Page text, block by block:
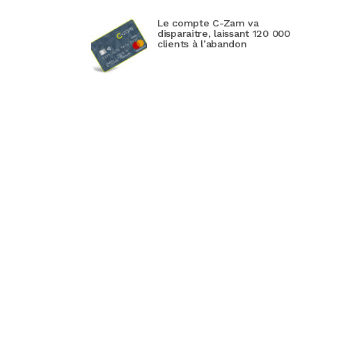
Le compte C-Zam va
disparaitre, laissant 120 000
clients à l’abandon